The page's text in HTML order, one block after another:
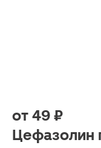
от 49 ₽
Цефазолин